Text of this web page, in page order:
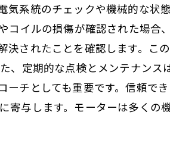
気系統のチェックや機械的な状
コイルの損傷が確認された場合
されたことを確認します。こ
、定期的な点検とメンテナンス
チとしても重要です。信頼で
寄与します。モーターは多くの